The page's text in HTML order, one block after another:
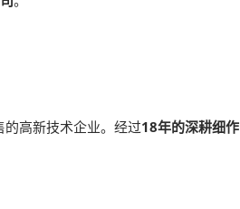
高新技术企业。经过18年的深耕细作